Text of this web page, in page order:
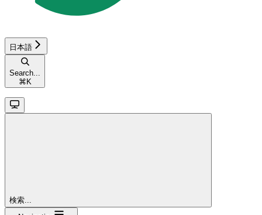
日本語
Search...
⌘ K
検索...